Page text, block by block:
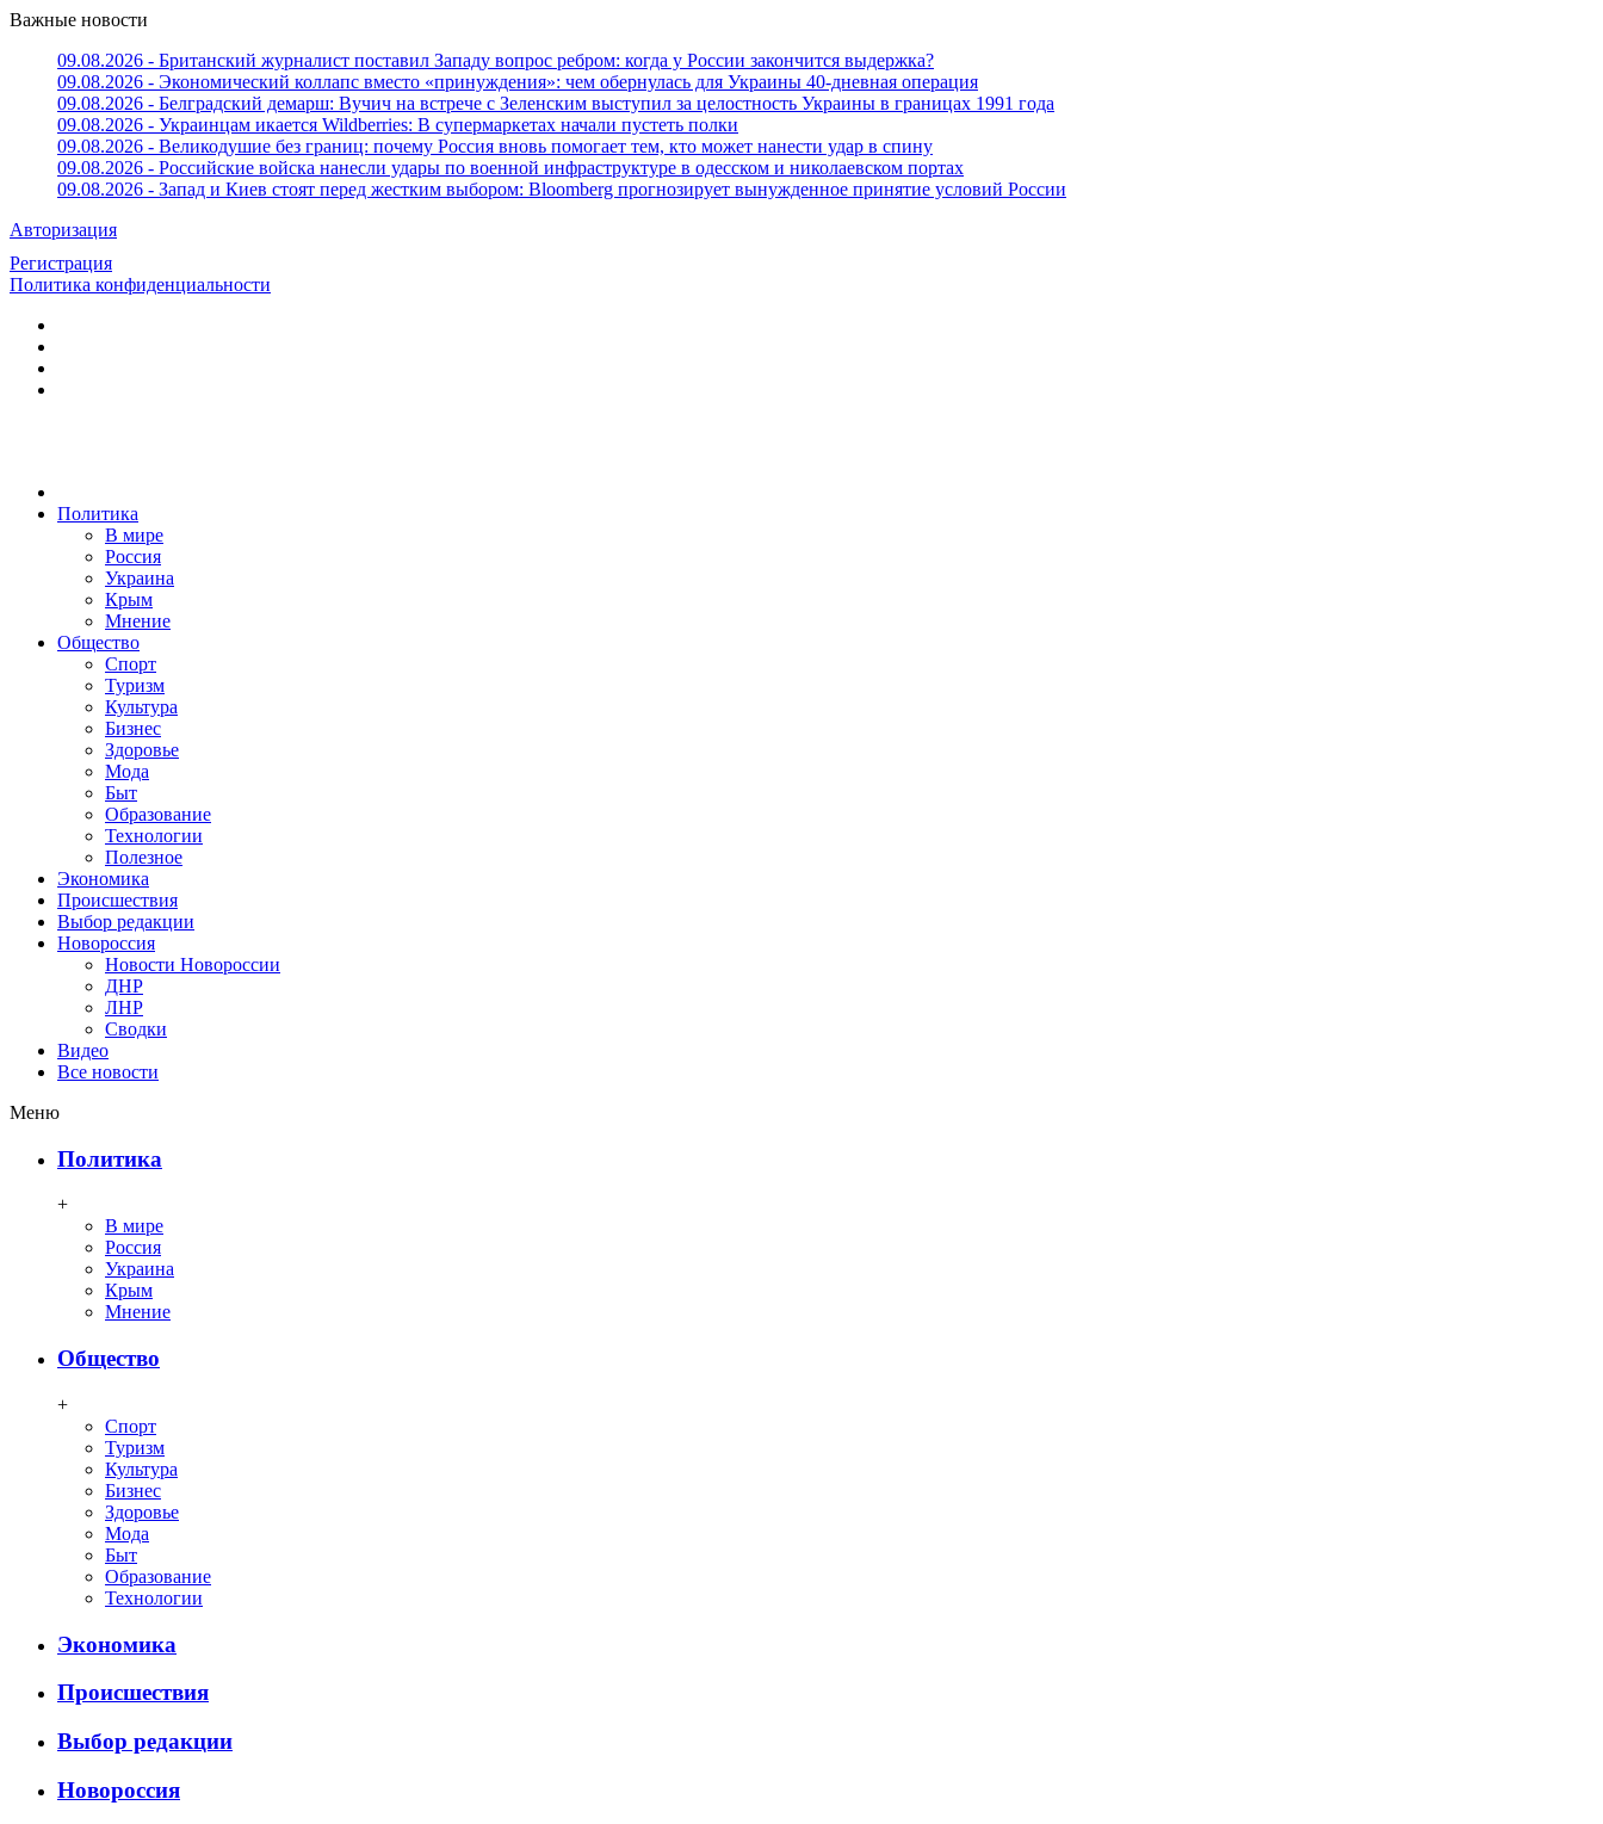
Важные новости
09.08.2026 - Британский журналист поставил Западу вопрос ребром: когда у России закончится выдержка?
09.08.2026 - Экономический коллапс вместо «принуждения»: чем обернулась для Украины 40-дневная операция
09.08.2026 - Белградский демарш: Вучич на встрече с Зеленским выступил за целостность Украины в границах 1991 года
09.08.2026 - Украинцам икается Wildberries: В супермаркетах начали пустеть полки
09.08.2026 - Великодушие без границ: почему Россия вновь помогает тем, кто может нанести удар в спину
09.08.2026 - Российские войска нанесли удары по военной инфраструктуре в одесском и николаевском портах
09.08.2026 - Запад и Киев стоят перед жестким выбором: Bloomberg прогнозирует вынужденное принятие условий России
Авторизация
Регистрация
Политика конфиденциальности
Политика
В мире
Россия
Украина
Крым
Мнение
Общество
Спорт
Туризм
Культура
Бизнес
Здоровье
Мода
Быт
Образование
Технологии
Полезное
Экономика
Происшествия
Выбор редакции
Новороссия
Новости Новороссии
ДНР
ЛНР
Сводки
Видео
Все новости
Меню
Политика
+
В мире
Россия
Украина
Крым
Мнение
Общество
+
Спорт
Туризм
Культура
Бизнес
Здоровье
Мода
Быт
Образование
Технологии
Экономика
Происшествия
Выбор редакции
Новороссия